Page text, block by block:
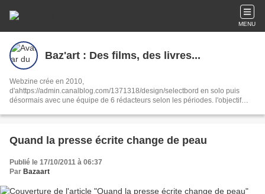
MENU
Baz'art : Des films, des livres...
Webzine crée en 2010,
d'ahttps://admin.canalblog.com/1371318/design/selectbord en solo puis
désormais avec une équipe de 6 rédacteurs selon les périodes. l'objectif
ciné, livres, musique, interviews, spectacles.
Quand la presse écrite change de peau
Publié le 17/10/2011 à 06:37
Par Bazaart